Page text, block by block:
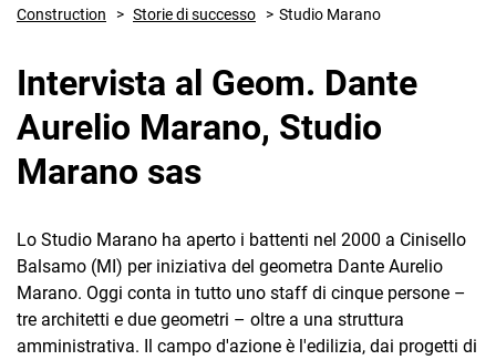
Construction Storie di successo Studio Marano
Intervista al Geom. Dante
Aurelio Marano, Studio
Marano sas
Lo Studio Marano ha aperto i battenti nel 2000 a Cinisello
Balsamo (MI) per iniziativa del geometra Dante Aurelio
Marano. Oggi conta in tutto uno staff di cinque persone –
tre architetti e due geometri – oltre a una struttura
amministrativa. Il campo d'azione è l'edilizia, dai progetti di